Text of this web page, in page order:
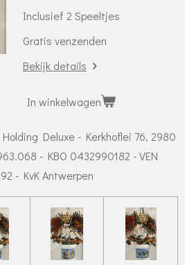
Inclusief 2 Speeltjes
Gratis venzenden
Bekijk details
In winkelwagen
Deluxe - Kerkhoflei 76, 2980
- KBO 0432990182 - VEN
- KvK Antwerpen